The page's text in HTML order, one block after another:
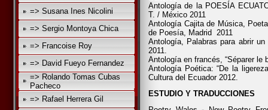
=> Susana Ines Nicolini
=> Sergio Montoya Chica
=> Francoise Roy
=> David Fueyo Fernandez
=> Rolando Tomas Cubas
Pacheco
=> Rafael Herrera Gil
Antología de la POESÍA
T. / México 2011
Antología Cajita de Música,
de Poesía, Madrid 2011
Antología, Palabras para abrir
2011.
Antología en francés, “Séparer le
Antología Poética: “De la
Cultura del Ecuador 2012.
ESTUDIO Y TRADUCCIONES